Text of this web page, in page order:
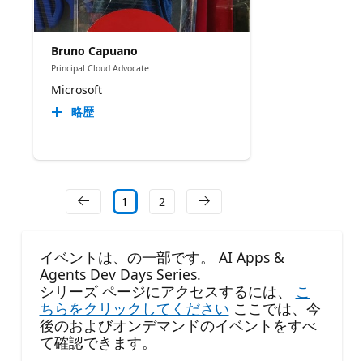
Bruno Capuano
Principal Cloud Advocate
Microsoft
略歴
1 2
イベントは、の一部です。 AI Apps &
Agents Dev Days Series.
シリーズ ページにアクセスするには、
こ
ちらをクリックしてください ここでは、今
後のおよびオンデマンドのイベントをすべ
て確認できます。